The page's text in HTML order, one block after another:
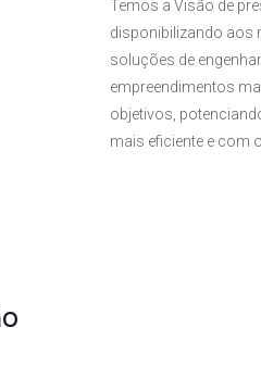
Temos a Visão de
disponibilizando aos
soluções de
empreendimentos
objetivos,
mais eficiente e com